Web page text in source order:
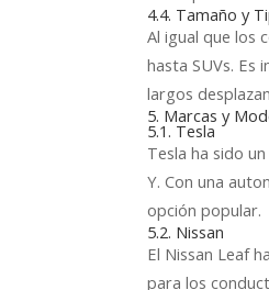
4.4. Tamaño y
Al igual que los
hasta SUVs. Es
largos
5. Marcas y
5.1. Tesla
Tesla ha sido
Y. Con una
opción popular.
5.2. Nissan
El Nissan Leaf
para los